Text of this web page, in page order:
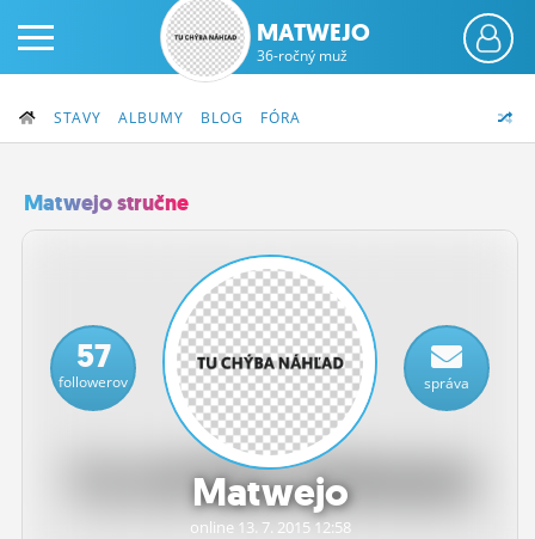
ČINŽIAK
FÓRUM
STATUSY
OBRÁZKY
MATWEJO
36-ročný muž
STAVY ALBUMY BLOG FÓRA
Matwejo stručne
Matwejo
online 13. 7. 2015 12:58
57
followerov správa